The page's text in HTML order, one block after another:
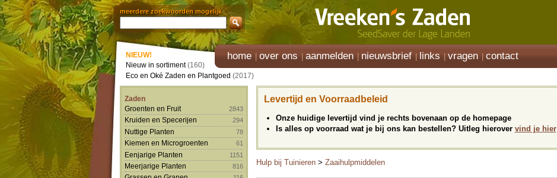
meerdere zoekwoorden mogelijk
home over ons aanmelden nieuwsbrief links vragen contact
NIEUW!
Nieuw in sortiment(160)
Eco en Oké Zaden en Plantgoed (2017)
Zaden
Groenten en Fruit
2843
Kruiden en Specerijen 294
Nuttige Planten 78
Kiemen en Microgroenten 61
Eenjarige Planten 1151
Meerjarige Planten 816
Levertijd en Voorraadbeleid
Onze huidige levertijd vind je rechts bovenaan op de homepage
Is alles op voorraad wat je bij ons kan bestellen? Uitleg hierover vind je hier
Hulp bij Tuinieren > Zaaihulpmiddelen